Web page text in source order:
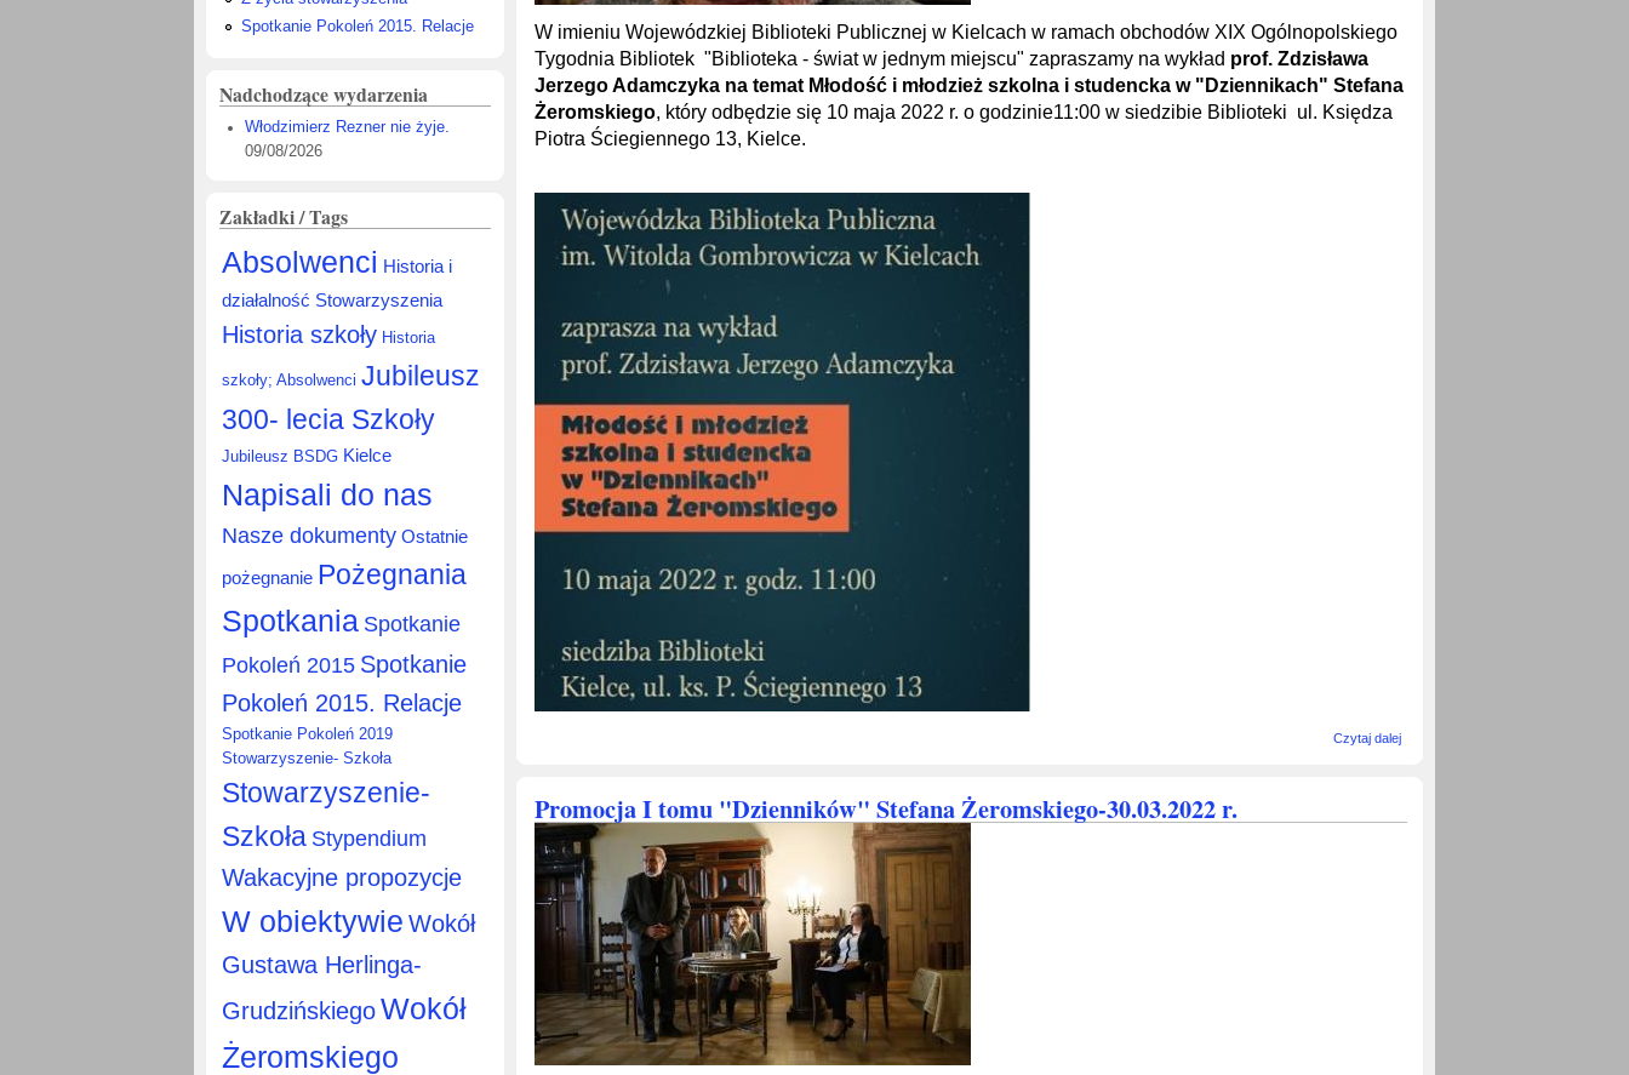
Spotkanie Pokoleń 2015. Relacje
Nadchodzące wydarzenia
Włodzimierz Rezner nie żyje.
09/08/2026
Zakładki / Tags
Absolwenci Historia i
działalność Stowarzyszenia
Historia szkoły Historia
szkoły; Absolwenci Jubileusz
300- lecia Szkoły
Jubileusz BSDG Kielce
Napisali do nas
Nasze dokumenty Ostatnie
pożegnanie Pożegnania
Spotkania Spotkanie
Pokoleń 2015 Spotkanie
Pokoleń 2015. Relacje
Spotkanie Pokoleń 2019
Stowarzyszenie- Szkoła
Stowarzyszenie-
Szkoła Stypendium
Wakacyjne propozycje
W obiektywie Wokół
Gustawa Herlinga-
GrudzińskiegoWokół
Żeromskiego
W imieniu Wojewódzkiej Biblioteki Publicznej w Kielcach w ramach obchodów XIX Ogólnopolskiego
Tygodnia Bibliotek "Biblioteka - świat w jednym miejscu" zapraszamy na wykład prof. Zdzisława
Jerzego Adamczyka na temat Młodość i młodzież szkolna i studencka w "Dziennikach" Stefana
Żeromskiego, który odbędzie się 10 maja 2022 r. o godzinie11:00 w siedzibie Biblioteki ul. Księdza
Piotra Ściegiennego 13, Kielce.
Czytaj dalejwpis
Promocja I tomu "Dzienników" Stefana Żeromskiego-30.03.2022 r.